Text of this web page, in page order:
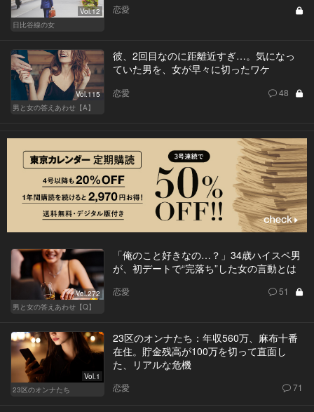
Vol.12
日比谷線の女
恋愛
Vol.115
男と女の答えあわせ【A】
彼、2回目なのに距離近すぎ…。気になっ
ていた男を、女が早々に切ったワケ
恋愛 48
Vol.272
男と女の答えあわせ【Q】
「俺のこと好きなの…？」34歳ハイスペ男
が、初デートで“完落ち”した女の言動とは
恋愛 51
Vol.1
23区のオンナたち
23区のオンナたち：年収560万、麻布十番
在住。貯金残高が100万を切って直面し
た、リアルな危機
恋愛 71